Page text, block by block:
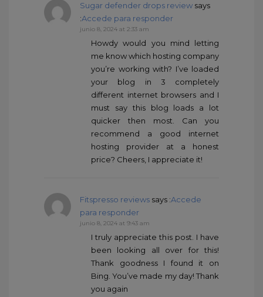
Sugar defender drops review says
:Accede para responder
junio 8, 2024 at 2:33 am
Howdy would you mind letting
me know which hosting company
you’re working with? I’ve loaded
your blog in 3 completely
different internet browsers and I
must say this blog loads a lot
quicker then most. Can you
recommend a good internet
hosting provider at a honest
price? Cheers, I appreciate it!
Fitspresso reviews says :Accede
para responder
junio 8, 2024 at 9:43 am
I truly appreciate this post. I have
been looking all over for this!
Thank goodness I found it on
Bing. You’ve made my day! Thank
you again